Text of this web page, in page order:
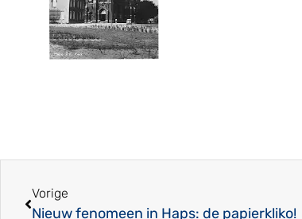
Vorige
Nieuw fenomeen in Haps: de papierkliko!